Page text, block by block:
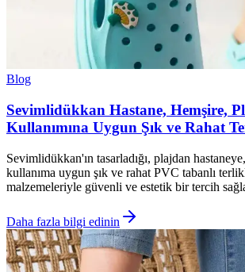
Blog
Sevimlidükkan Hastane, Hemşire,
Kullanımına Uygun Şık ve Rahat
Sevimlidükkan'ın tasarladığı, plajdan
kullanıma uygun şık ve rahat PVC tabanlı
malzemeleriyle güvenli ve estetik bir tercih
Daha fazla bilgi edinin